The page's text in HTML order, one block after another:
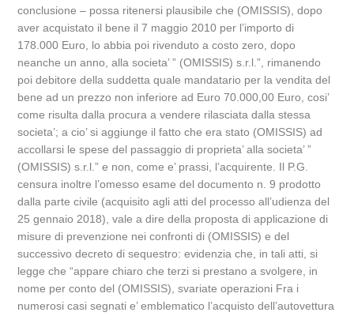
conclusione – possa ritenersi plausibile che (OMISSIS), dopo
aver acquistato il bene il 7 maggio 2010 per l’importo di
178.000 Euro, lo abbia poi rivenduto a costo zero, dopo
neanche un anno, alla societa’ ” (OMISSIS) s.r.l.”, rimanendo
poi debitore della suddetta quale mandatario per la vendita del
bene ad un prezzo non inferiore ad Euro 70.000,00 Euro, cosi’
come risulta dalla procura a vendere rilasciata dalla stessa
societa’; a cio’ si aggiunge il fatto che era stato (OMISSIS) ad
accollarsi le spese del passaggio di proprieta’ alla societa’ ”
(OMISSIS) s.r.l.” e non, come e’ prassi, l’acquirente. Il P.G.
censura inoltre l’omesso esame del documento n. 9 prodotto
dalla parte civile (acquisito agli atti del processo all’udienza del
25 gennaio 2018), vale a dire della proposta di applicazione di
misure di prevenzione nei confronti di (OMISSIS) e del
successivo decreto di sequestro: evidenzia che, in tali atti, si
legge che “appare chiaro che terzi si prestano a svolgere, in
nome per conto del (OMISSIS), svariate operazioni Fra i
numerosi casi segnati e’ emblematico l’acquisto dell’autovettura